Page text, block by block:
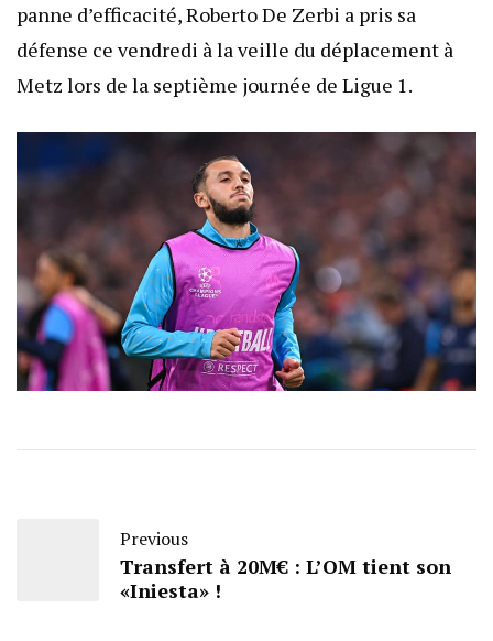
panne d’efficacité, Roberto De Zerbi a pris sa
défense ce vendredi à la veille du déplacement à
Metz lors de la septième journée de Ligue 1.
Previous
Transfert à 20M€ : L’OM tient son
«Iniesta» !